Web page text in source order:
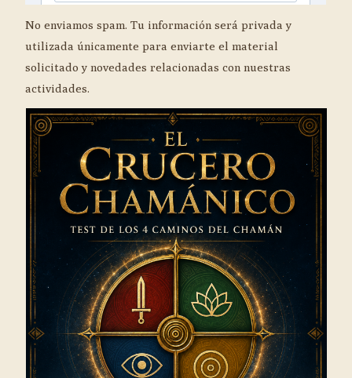
No enviamos spam. Tu información será privada y
utilizada únicamente para enviarte el material
solicitado y novedades relacionadas con nuestras
actividades.